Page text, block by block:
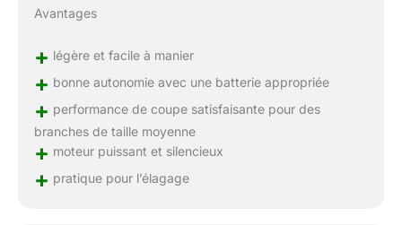
Avantages
+ légère et facile à manier
+ bonne autonomie avec une batterie appropriée
+ performance de coupe satisfaisante pour des
branches de taille moyenne
+ moteur puissant et silencieux
+ pratique pour l’élagage